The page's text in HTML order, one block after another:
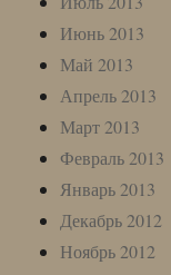
Июнь 2013
Май 2013
Апрель 2013
Март 2013
Февраль 2013
Январь 2013
Декабрь 2012
Ноябрь 2012